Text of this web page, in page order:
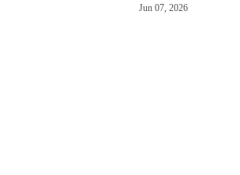
Jun 07, 2026